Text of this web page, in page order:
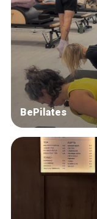
BePilates